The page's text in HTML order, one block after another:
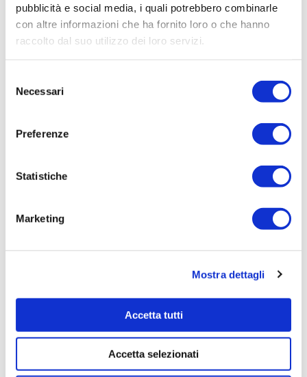
pubblicità e social media, i quali potrebbero combinarle
con altre informazioni che ha fornito loro o che hanno
raccolto dal suo utilizzo dei loro servizi.
delNecessari
Preferenze
Statistiche
Marketing
Mostra dettagli
Accetta tutti
Accetta selezionati
Codice Fiscale:
Procedura di scelta:
Affidamento ai sensi del Regolamento Generale
Aziendale per Lavori Servizi e Forniture
Aggiudicatario Nome:
Importo Aggiudicazione:
pronta
0